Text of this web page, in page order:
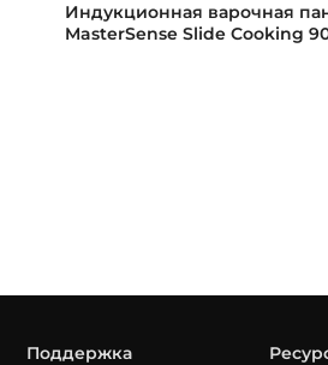
Индукционная варочная
MasterSense Slide Cooking
Поддержка